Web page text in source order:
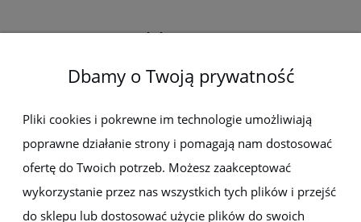
Elektro-met
Pomoc
Dostawa i płatności
Moje konto
Gwarancja i zwroty
Dbamy o Twoją prywatność
Pliki cookies i pokrewne im technologie umożliwiają
poprawne działanie strony i pomagają nam dostosować
ofertę do Twoich potrzeb. Możesz zaakceptować
wykorzystanie przez nas wszystkich tych plików i przejść
do sklepu lub dostosować użycie plików do swoich